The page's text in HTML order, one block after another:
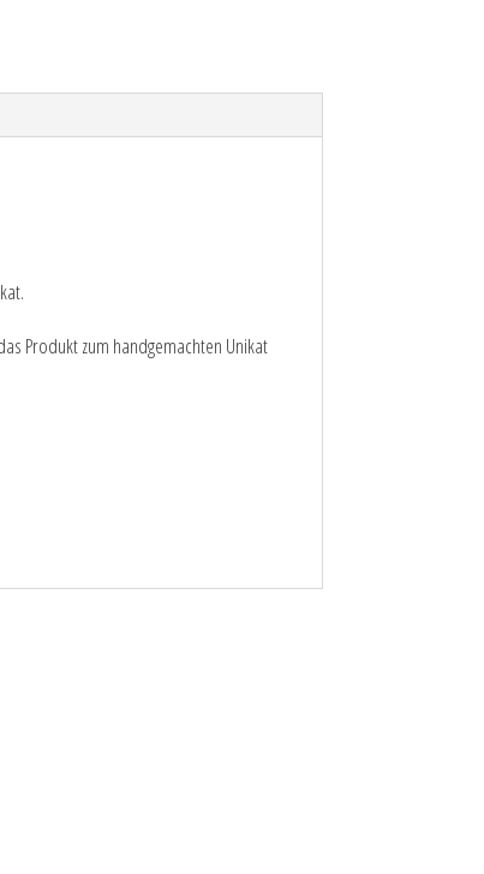
Produkt zum handgemachten Unikat